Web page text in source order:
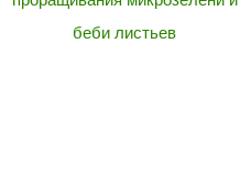
беби листьев